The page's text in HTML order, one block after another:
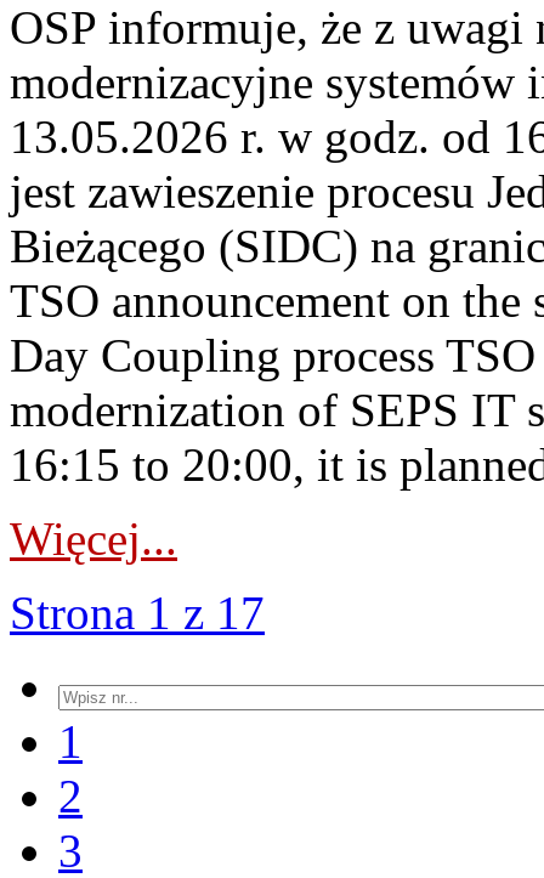
OSP informuje, że z uwagi
modernizacyjne systemów
13.05.2026 r. w godz. od
jest zawieszenie procesu
Bieżącego (SIDC) na
TSO announcement on
Day Coupling process
modernization of SEPS IT
16:15 to 20:00, it is
Więcej...
Strona 1 z 17
1
2
3